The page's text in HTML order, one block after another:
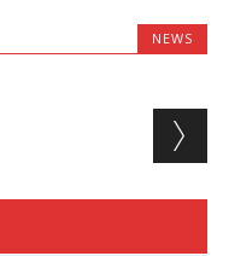
NEWS